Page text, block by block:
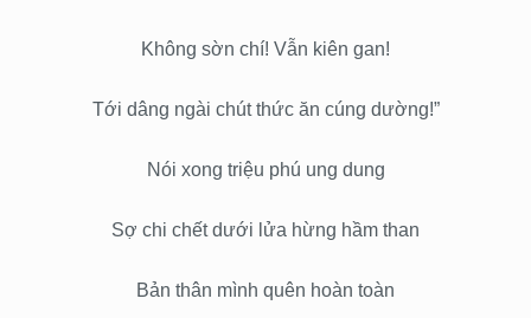
Không sờn chí! Vẫn kiên gan!
Tới dâng ngài chút thức ăn cúng dường!”
Nói xong triệu phú ung dung
Sợ chi chết dưới lửa hừng hầm than
Bản thân mình quên hoàn toàn